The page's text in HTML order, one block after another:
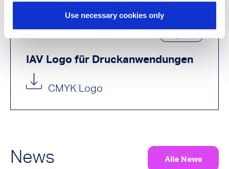
Use necessary cookies only
ZIP 9.1 MB
IAV Logo für Druckanwendungen
CMYK Logo
News Alle News